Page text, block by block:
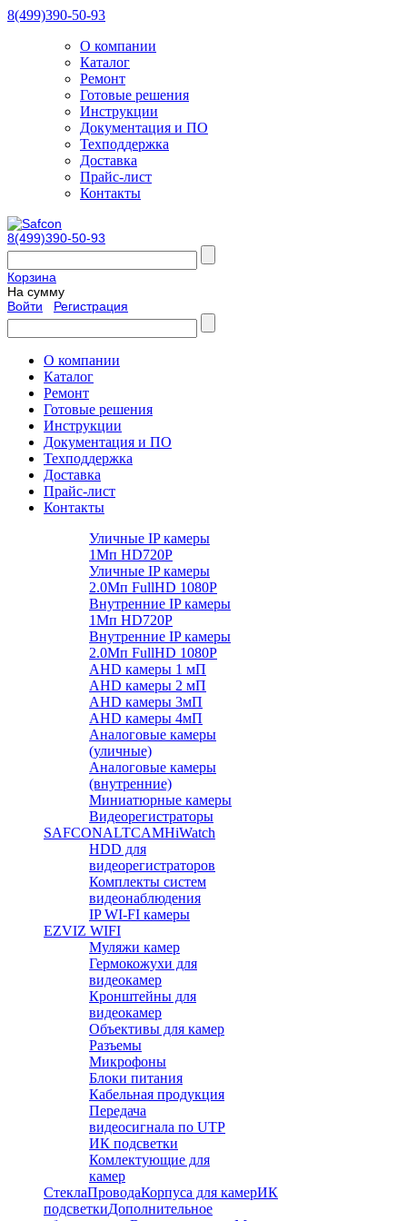
8(499)390-50-93
О компании
Каталог
Ремонт
Готовые решения
Инструкции
Документация и ПО
Техподдержка
Доставка
Прайс-лист
Контакты
8(499)390-50-93
Корзина
На сумму
Войти
Регистрация
О компании
Каталог
Ремонт
Готовые решения
Инструкции
Документация и ПО
Техподдержка
Доставка
Прайс-лист
Контакты
Уличные IP камеры
1Мп HD720P
Уличные IP камеры
2.0Мп FullHD 1080P
Внутренние IP камеры
1Мп HD720P
Внутренние IP камеры
2.0Мп FullHD 1080P
AHD камеры 1 мП
AHD камеры 2 мП
AHD камеры 3мП
AHD камеры 4мП
Аналоговые камеры
(уличные)
Аналоговые камеры
(внутренние)
Миниатюрные камеры
Видеорегистраторы
SAFCONALTCAMHiWatch
HDD для
видеорегистраторов
Комплекты систем
видеонаблюдения
IP WI-FI камеры
EZVIZ WIFI
Муляжи камер
Гермокожухи для
видеокамер
Кронштейны для
видеокамер
Объективы для камер
Разъемы
Микрофоны
Блоки питания
Кабельная продукция
Передача
видеосигнала по UTP
ИК подсветки
Комлектующие для
камер
СтеклаПроводаКорпуса для камерИК
подсветкиДополнительное